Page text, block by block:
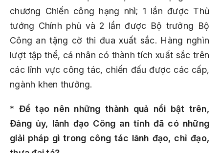
chương Chiến công hạng nhì; 1 lần được Thủ
tướng Chính phủ và 2 lần được Bộ trưởng Bộ
Công an tặng cờ thi đua xuất sắc. Hàng nghìn
lượt tập thể, cá nhân có thành tích xuất sắc trên
các lĩnh vực công tác, chiến đấu được các cấp,
ngành khen thưởng.
* Để tạo nên những thành quả nổi bật trên,
Đảng ủy, lãnh đạo Công an tỉnh đã có những
giải pháp gì trong công tác lãnh đạo, chỉ đạo,